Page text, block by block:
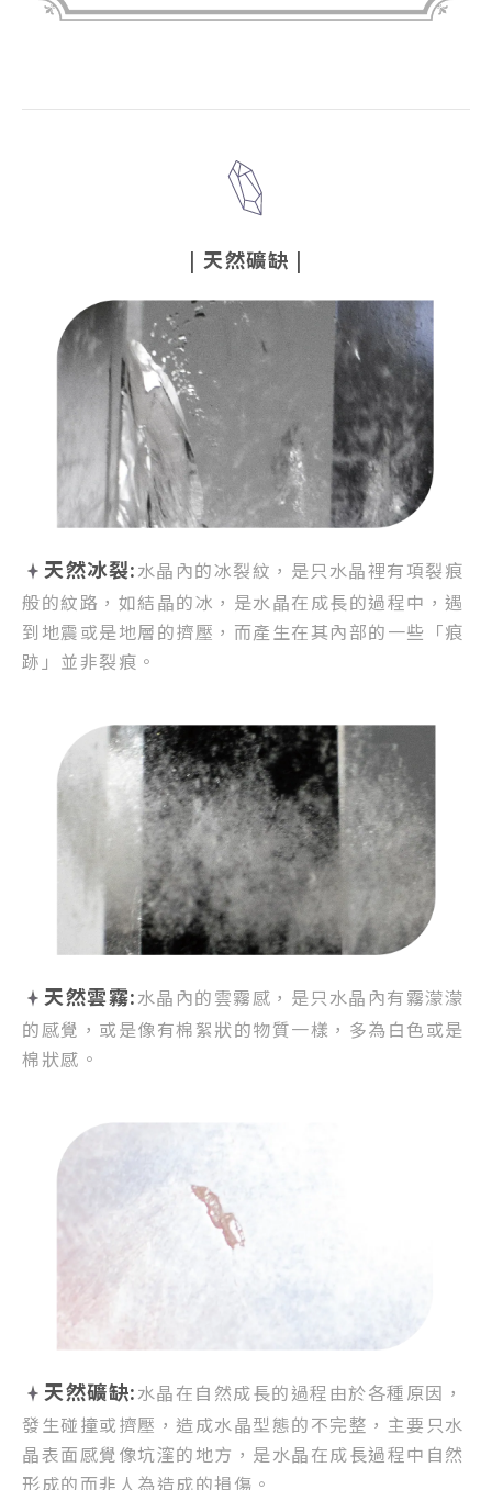
| 天然礦缺 |
天然冰裂:水晶內的冰裂紋， 是只水晶裡有項裂痕
般的紋路， 如結晶的冰，是水晶在成長的過程中， 遇
到地震或是地層的擠壓， 而產生在其內部的一些「痕
跡」並非裂痕。
天然雲霧:水晶內的雲霧感， 是只水晶內有霧濛濛
的感覺， 或是像有棉絮狀的物質一樣， 多為白色或是
棉狀感。
天然礦缺:水晶在自然成長的過程由於各種原因，
發生碰撞或擠壓， 造成水晶型態的不完整， 主要只水
晶表面感覺像坑漥的地方， 是水晶在成長過程中自然
形成的而非人為造成的損傷。